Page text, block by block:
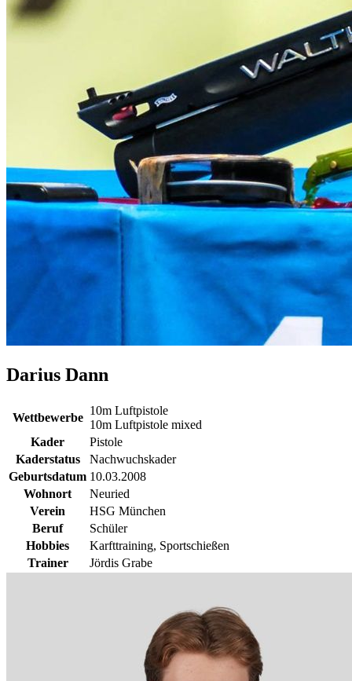
Darius Dann
Wettbewerbe
10m Luftpistole
10m Luftpistole mixed
Kader
Pistole
Kaderstatus
Nachwuchskader
Geburtsdatum 10.03.2008
Wohnort
Neuried
Verein
HSG München
Beruf
Schüler
Hobbies
Karfttraining, Sportschießen
Trainer
Jördis Grabe